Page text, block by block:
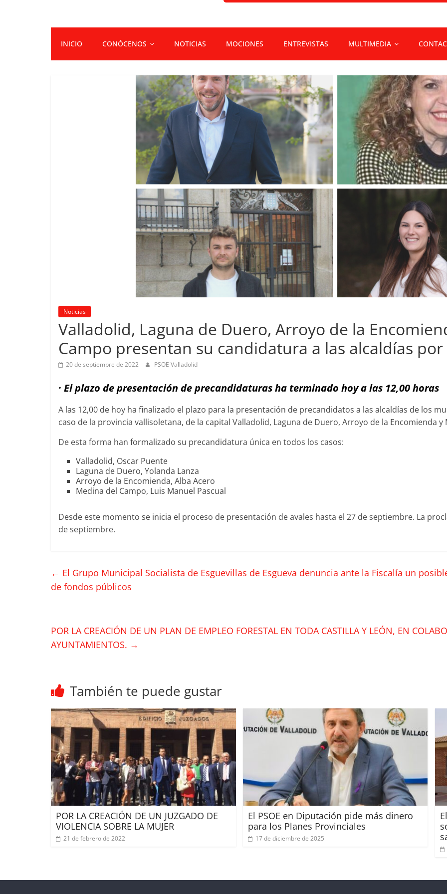
INICIO CONÓCENOS NOTICIAS MOCIONES ENTREVISTAS MULTIMEDIA
Noticias
Valladolid, Laguna de Duero, Arroyo de la
Campo presentan su candidatura a las alcaldías por
20 de septiembre de 2022 PSOE Valladolid
· El plazo de presentación de precandidaturas ha terminado hoy a las 12,00 horas
A las 12,00 de hoy ha finalizado el plazo para la presentación de precandidatos a las alcaldías de los
caso de la provincia vallisoletana, de la capital Valladolid, Laguna de Duero, Arroyo de la Encomienda y
De esta forma han formalizado su precandidatura única en todos los casos:
Valladolid, Oscar Puente
Laguna de Duero, Yolanda Lanza
Arroyo de la Encomienda, Alba Acero
Medina del Campo, Luis Manuel Pascual
Desde este momento se inicia el proceso de presentación de avales hasta el 27 de septiembre. La
de septiembre.
← El Grupo Municipal Socialista de Esguevillas de Esgueva denuncia ante la Fiscalía un
de fondos públicos
POR LA CREACIÓN DE UN PLAN DE EMPLEO FORESTAL EN TODA CASTILLA Y LEÓN, EN
AYUNTAMIENTOS. →
También te puede gustar
POR LA CREACIÓN DE UN JUZGADO DE
VIOLENCIA SOBRE LA MUJER
21 de febrero de 2022
El PSOE en Diputación pide más dinero
para los Planes Provinciales
17 de diciembre de 2025